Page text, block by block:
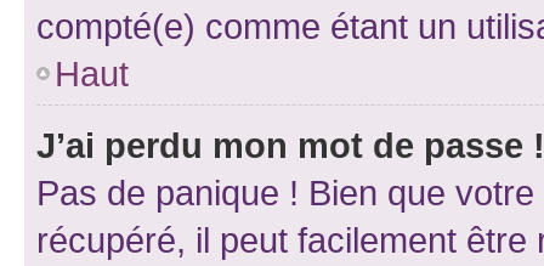
compté(e) comme étant un
Haut
J’ai perdu mon mot de passe !
Pas de panique ! Bien que
récupéré, il peut facilement